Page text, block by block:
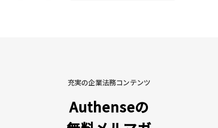
充実の企業法務コンテンツ
Authenseの